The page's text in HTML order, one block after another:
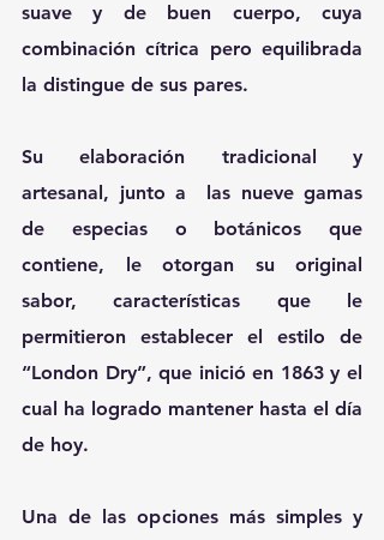
suave y de buen cuerpo, cuya
combinación cítrica pero equilibrada
la distingue de sus pares.
Su elaboración tradicional y
artesanal, junto a  las nueve gamas
de especias o botánicos que
contiene, le otorgan su original
sabor, características que le
permitieron establecer el estilo de
“London Dry”, que inició en 1863 y el
cual ha logrado mantener hasta el día
de hoy.
Una de las opciones más simples y